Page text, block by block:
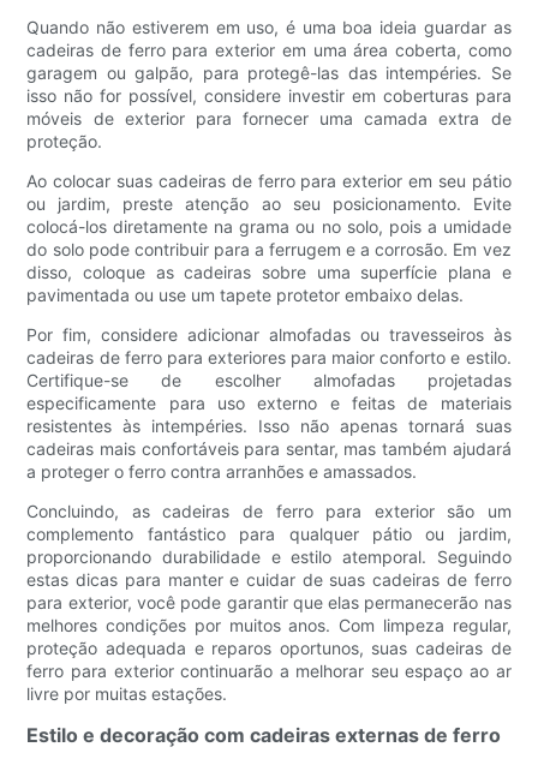
Quando não estiverem em uso, é uma boa ideia guardar as
cadeiras de ferro para exterior em uma área coberta, como
garagem ou galpão, para protegê-las das intempéries. Se
isso não for possível, considere investir em coberturas para
móveis de exterior para fornecer uma camada extra de
proteção.
Ao colocar suas cadeiras de ferro para exterior em seu pátio
ou jardim, preste atenção ao seu posicionamento. Evite
colocá-los diretamente na grama ou no solo, pois a umidade
do solo pode contribuir para a ferrugem e a corrosão. Em vez
disso, coloque as cadeiras sobre uma superfície plana e
pavimentada ou use um tapete protetor embaixo delas.
Por fim, considere adicionar almofadas ou travesseiros às
cadeiras de ferro para exteriores para maior conforto e estilo.
Certifique-se de escolher almofadas projetadas
especificamente para uso externo e feitas de materiais
resistentes às intempéries. Isso não apenas tornará suas
cadeiras mais confortáveis ​​para sentar, mas também ajudará
a proteger o ferro contra arranhões e amassados.
Concluindo, as cadeiras de ferro para exterior são um
complemento fantástico para qualquer pátio ou jardim,
proporcionando durabilidade e estilo atemporal. Seguindo
estas dicas para manter e cuidar de suas cadeiras de ferro
para exterior, você pode garantir que elas permanecerão nas
melhores condições por muitos anos. Com limpeza regular,
proteção adequada e reparos oportunos, suas cadeiras de
ferro para exterior continuarão a melhorar seu espaço ao ar
livre por muitas estações.
Estilo e decoração com cadeiras externas de ferro